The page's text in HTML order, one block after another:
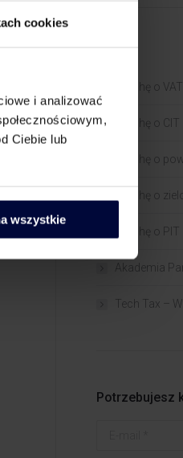
cookies
i analizować
Ciebie lub
wszystkie
Trochę o VAT
Trochę o CIT
Trochę o
Trochę o
Trochę o PIT
Akademia
Tech Tax –
Potrzebujesz